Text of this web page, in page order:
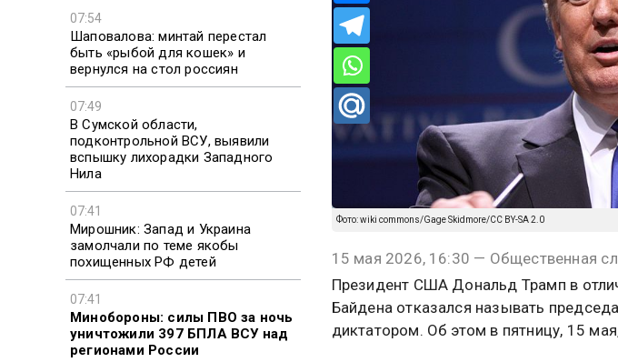
07:54
Шаповалова: минтай перестал
быть «рыбой для кошек» и
вернулся на стол россиян
07:49
В Сумской области,
подконтрольной ВСУ, выявили
вспышку лихорадки Западного
Нила
07:41
Мирошник: Запад и Украина
замолчали по теме якобы
похищенных РФ детей
07:41
Минобороны: силы ПВО за ночь
уничтожили 397 БПЛА ВСУ над
регионами России
Фото: wiki commons/Gage Skidmore/CC BY-SA 2.0
15 мая 2026, 16:30 — Общественная
Президент США Дональд Трамп в
Байдена отказался называть
диктатором. Об этом в пятницу, 15